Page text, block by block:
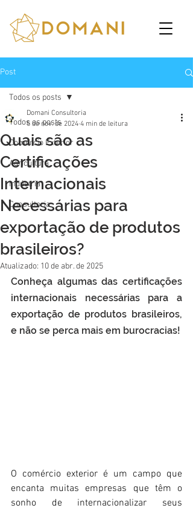
Post
Todos os posts
Comércio Exterior
Agricultura
Indústria
Consultoria
Todos os posts
Quais são as
Certificações
Internacionais
Necessárias para
exportação de produtos
brasileiros?
Domani Consultoria
5 de nov. de 2024 4 min de leitura
Atualizado: 10 de abr. de 2025
Conheça algumas das certificações
internacionais necessárias para a
exportação de produtos brasileiros,
e não se perca mais em burocracias!
O comércio exterior é um campo que
encanta muitas empresas que têm o
sonho de internacionalizar seus